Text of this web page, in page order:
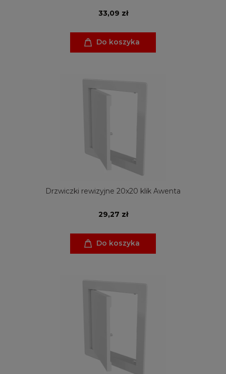
33,09 zł
Do koszyka
Drzwiczki rewizyjne 20x20 klik Awenta
29,27 zł
Do koszyka